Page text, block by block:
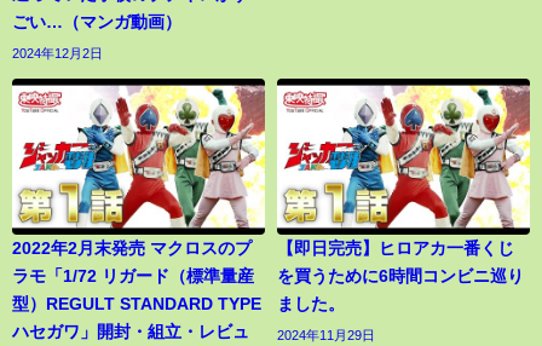
ごい…（マンガ動画）
2024年12月2日
2022年2月末発売 マクロスのプ
ラモ「1/72 リガード（標準量産
型）REGULT STANDARD TYPE
ハセガワ」開封・組立・レビュ
【即日完売】ヒロアカ一番くじ
を買うために6時間コンビニ巡り
ました。
2024年11月29日